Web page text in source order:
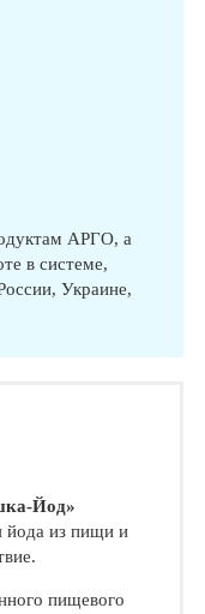
АРГО, а
в системе,
Украине,
Йод»
йода из пищи и
пищевого